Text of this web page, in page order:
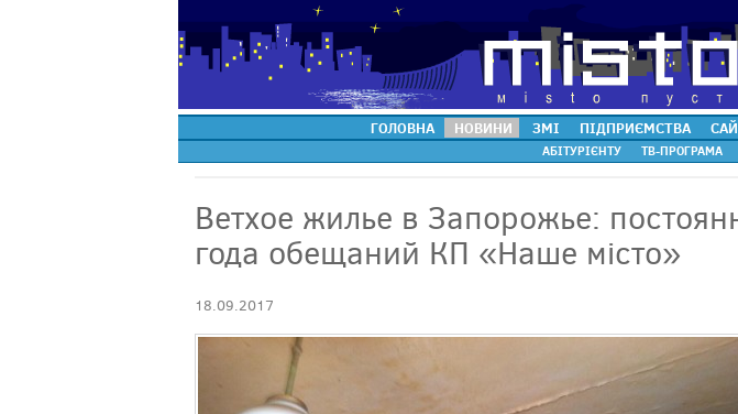
ГОЛОВНА НОВИНИ ЗМІ ПІДПРИЄМСТВА
АБІТУРІЄНТУ ТВ-ПРОГРАМА
Ветхое жилье в Запорожье:
года обещаний КП «Наше місто»
18.09.2017